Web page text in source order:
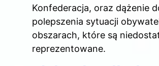
Konfederacja, oraz dążenie
polepszenia sytuacji
obszarach, które są
reprezentowane.